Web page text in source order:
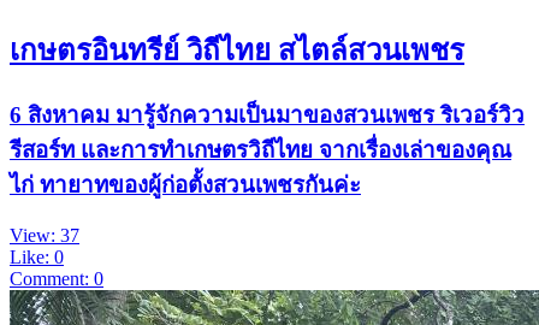
เกษตรอินทรีย์ วิถีไทย สไตล์สวนเพชร
6 สิงหาคม มารู้จักความเป็นมาของสวนเพชร ริเวอร์วิว
รีสอร์ท และการทำเกษตรวิถีไทย จากเรื่องเล่าของคุณ
ไก่ ทายาทของผู้ก่อตั้งสวนเพชรกันค่ะ
View: 37
Like: 0
Comment: 0